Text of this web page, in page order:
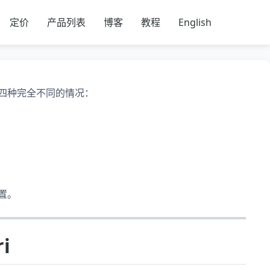
定价 产品列表 博客 教程 English
完全不同的情况：